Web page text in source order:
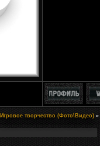
Игровое творчество (Фото\Видео) »